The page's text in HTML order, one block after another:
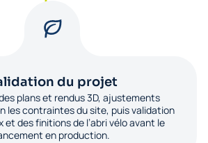
du projet
plans et rendus 3D, ajustements
les contraintes du site, puis validation
et des finitions de l’abri vélo avant le
en production.